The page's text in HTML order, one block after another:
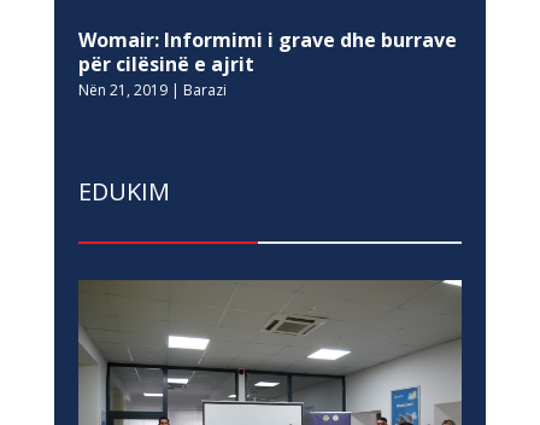
Womair: Informimi i grave dhe burrave
për cilësinë e ajrit
Nën 21, 2019| Barazi
EDUKIM